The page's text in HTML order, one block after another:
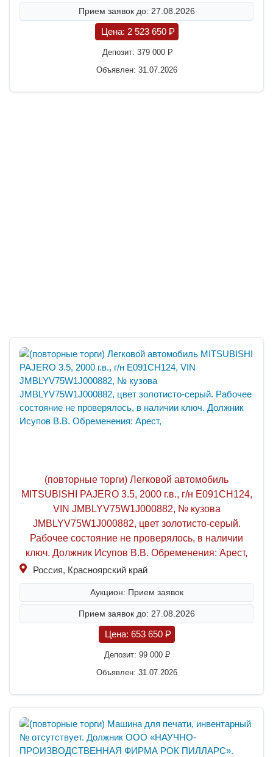
Прием заявок до: 27.08.2026
Цена: 2 523 650 P
Депозит: 379 000 P
Объявлен: 31.07.2026
(повторные торги) Легковой автомобиль
MITSUBISHI PAJERO 3.5, 2000 г.в., г/н Е091СН124,
VIN JMBLYV75W1J000882, № кузова
JMBLYV75W1J000882, цвет золотисто-серый.
Рабочее состояние не проверялось, в наличии
ключ. Должник Исупов В.В. Обременения: Арест,
Россия, Красноярский край
Аукцион: Прием заявок
Прием заявок до: 27.08.2026
Цена: 653 650 P
Депозит: 99 000P
Объявлен: 31.07.2026